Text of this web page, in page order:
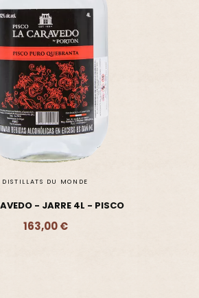
DISTILLATS DU MONDE
- JARRE 4L - PISCO
163,00 €
Ajouter - 163,00 €